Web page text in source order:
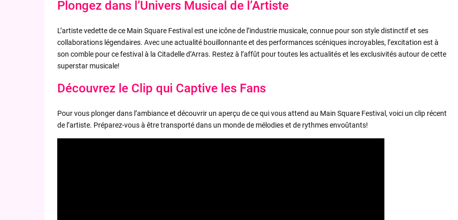
Plongez dans l’Univers Musical de l’Artiste
L’artiste vedette de ce Main Square Festival est une icône de l’industrie musicale, connue pour son style distinctif et ses
collaborations légendaires. Avec une actualité bouillonnante et des performances scéniques incroyables, l’excitation est à
son comble pour ce festival à la Citadelle d’Arras. Restez à l’affût pour toutes les actualités et les exclusivités autour de cette
superstar musicale!
Découvrez le Clip qui Captive les Fans
Pour vous plonger dans l’ambiance et découvrir un aperçu de ce qui vous attend au Main Square Festival, voici un clip récent
de l’artiste. Préparez-vous à être transporté dans un monde de mélodies et de rythmes envoûtants!